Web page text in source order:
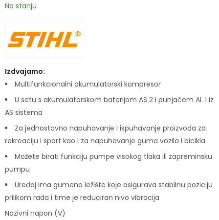
Na stanju
Izdvajamo:
Multifunkcionalni akumulatorski kompresor
U setu s akumulatorskom baterijom AS 2 i punjačem AL 1 iz
AS sistema
Za jednostavno napuhavanje i ispuhavanje proizvoda za
rekreaciju i sport kao i za napuhavanje guma vozila i bicikla
Možete birati funkciju pumpe visokog tlaka ili zapreminsku
pumpu
Uređaj ima gumeno ležište koje osigurava stabilnu poziciju
prilikom rada i time je reduciran nivo vibracija
Nazivni napon (V)